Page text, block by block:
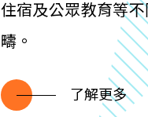
住宿及公眾教育等
疇。
了解更多